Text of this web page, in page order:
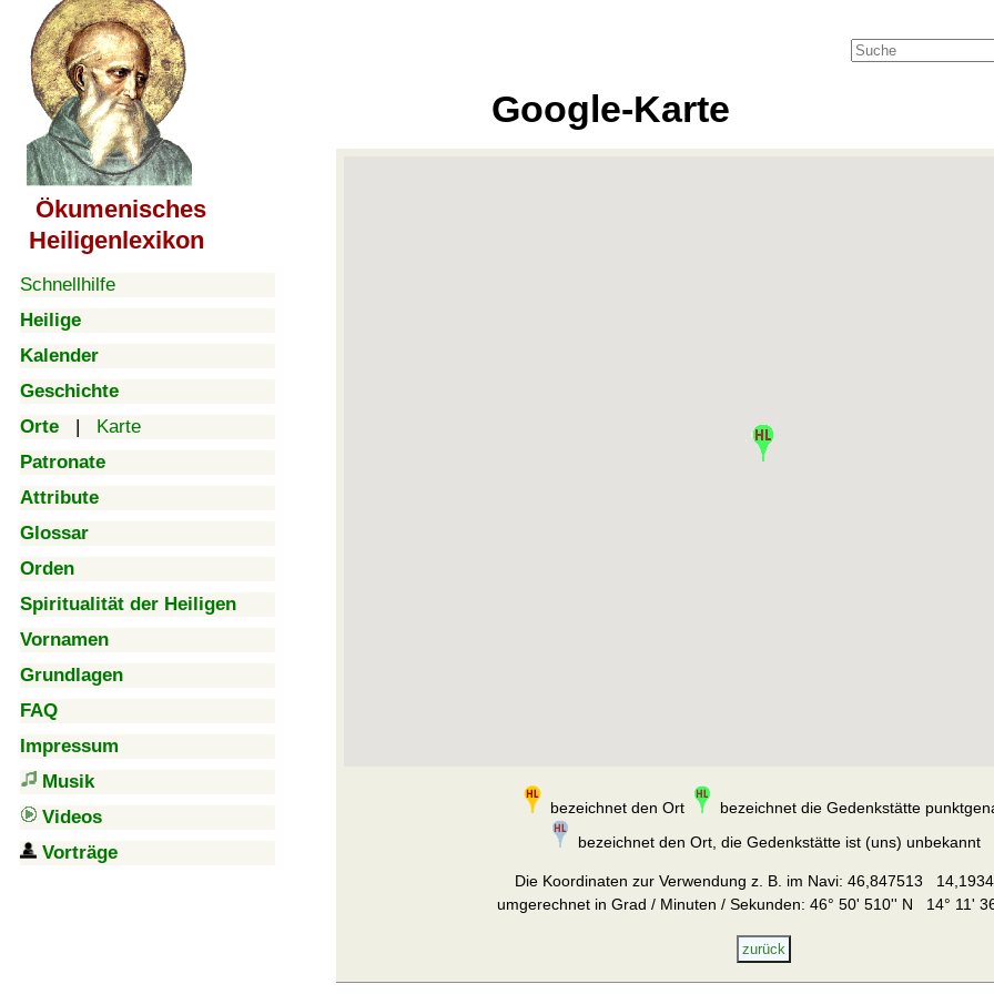
Ökumenisches
Heiligenlexikon
Schnellhilfe
Heilige
Kalender
Geschichte
Orte | Karte
Patronate
Attribute
Glossar
Orden
Spiritualität der Heiligen
Vornamen
Grundlagen
FAQ
Impressum
Musik
Videos
Vorträge
Google-Karte
bezeichnet den Ort
bezeichnet die Gedenkstätte
bezeichnet den Ort, die Gedenkstätte ist (uns) unbekannt
Die Koordinaten zur Verwendung z. B. im Navi: 46,847513
umgerechnet in Grad / Minuten / Sekunden: 46° 50' 510'' N 14° 11'